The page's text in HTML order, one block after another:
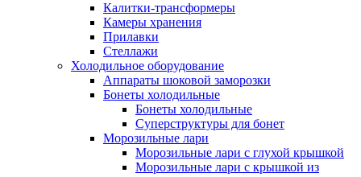
Калитки-трансформеры
Камеры хранения
Прилавки
Стеллажи
Холодильное оборудование
Аппараты шоковой заморозки
Бонеты холодильные
Бонеты холодильные
Суперструктуры для бонет
Морозильные лари
Морозильные лари с глухой крышкой
Морозильные лари с крышкой из